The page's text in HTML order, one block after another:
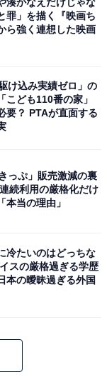
花真珠」公式Webサ
を見下ろす高台
きる絶景の宿で
の湯」のほか、
榊原温泉の湯
華食材を堪能で
罪」を描く『映画ち
ら強く連想した映画
け込み実績ゼロ」の
ども110番の家」
要？ PTAが直面する
っぷ」販売激減の裏
続利用の厳格化だけ
本当の理由」
冷たいのはどっちな
スの厳格過ぎる学歴
本の曖昧過ぎる外国